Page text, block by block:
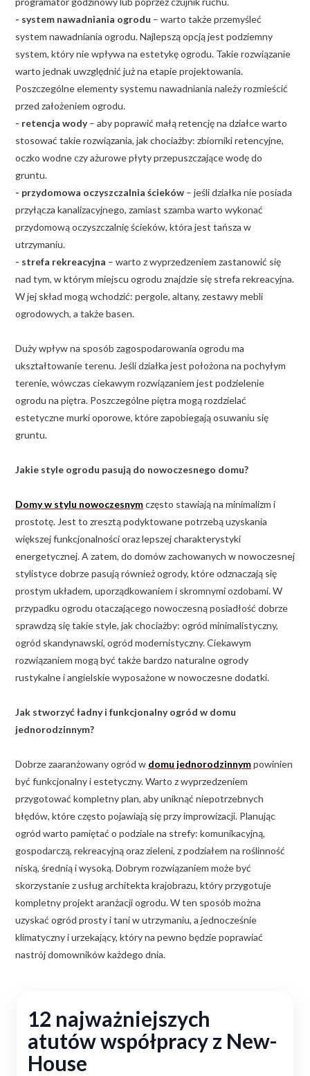
- system nawadniania ogrodu – warto także przemyśleć
system nawadniania ogrodu. Najlepszą opcją jest podziemny
system, który nie wpływa na estetykę ogrodu. Takie rozwiązanie
warto jednak uwzględnić już na etapie projektowania.
Poszczególne elementy systemu nawadniania należy rozmieścić
przed założeniem ogrodu.
- retencja wody– aby poprawić małą retencję na działce warto
stosować takie rozwiązania, jak chociażby: zbiorniki retencyjne,
oczko wodne czy ażurowe płyty przepuszczające wodę do
gruntu.
- przydomowa oczyszczalnia ścieków – jeśli działka nie posiada
przyłącza kanalizacyjnego, zamiast szamba warto wykonać
przydomową oczyszczalnię ścieków, która jest tańsza w
utrzymaniu.
- strefa rekreacyjna – warto z wyprzedzeniem zastanowić się
nad tym, w którym miejscu ogrodu znajdzie się strefa rekreacyjna.
W jej skład mogą wchodzić: pergole, altany, zestawy mebli
ogrodowych, a także basen.
Duży wpływ na sposób zagospodarowania ogrodu ma
ukształtowanie terenu. Jeśli działka jest położona na pochyłym
terenie, wówczas ciekawym rozwiązaniem jest podzielenie
ogrodu na piętra. Poszczególne piętra mogą rozdzielać
estetyczne murki oporowe, które zapobiegają osuwaniu się
gruntu.
Jakie style ogrodu pasują do nowoczesnego domu?
Domy w stylu nowoczesnymczęsto stawiają na minimalizm i
prostotę. Jest to zresztą podyktowane potrzebą uzyskania
większej funkcjonalności oraz lepszej charakterystyki
energetycznej. A zatem, do domów zachowanych w nowoczesnej
stylistyce dobrze pasują również ogrody, które odznaczają się
prostym układem, uporządkowaniem i skromnymi ozdobami. W
przypadku ogrodu otaczającego nowoczesną posiadłość dobrze
sprawdzą się takie style, jak chociażby: ogród minimalistyczny,
ogród skandynawski, ogród modernistyczny. Ciekawym
rozwiązaniem mogą być także bardzo naturalne ogrody
rustykalne i angielskie wyposażone w nowoczesne dodatki.
Jak stworzyć ładny i funkcjonalny ogród w domu
jednorodzinnym?
Dobrze zaaranżowany ogród w domu jednorodzinnympowinien
być funkcjonalny i estetyczny. Warto z wyprzedzeniem
przygotować kompletny plan, aby uniknąć niepotrzebnych
błędów, które często pojawiają się przy improwizacji. Planując
ogród warto pamiętać o podziale na strefy: komunikacyjną,
gospodarczą, rekreacyjną oraz zieleni, z podziałem na roślinność
niską, średnią i wysoką. Dobrym rozwiązaniem może być
skorzystanie z usług architekta krajobrazu, który przygotuje
kompletny projekt aranżacji ogrodu. W ten sposób można
uzyskać ogród prosty i tani w utrzymaniu, a jednocześnie
klimatyczny i urzekający, który na pewno będzie poprawiać
nastrój domowników każdego dnia.
12 najważniejszych
atutów współpracy z New-
House